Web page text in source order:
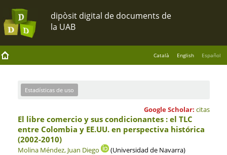
Català English Español
Estadísticas de uso
Google Scholar: citas
El libre comercio y sus condicionantes : el TLC
entre Colombia y EE.UU. en perspectiva histórica
(2002-2010)
Molina Méndez, Juan Diego
(Universidad de Navarra)